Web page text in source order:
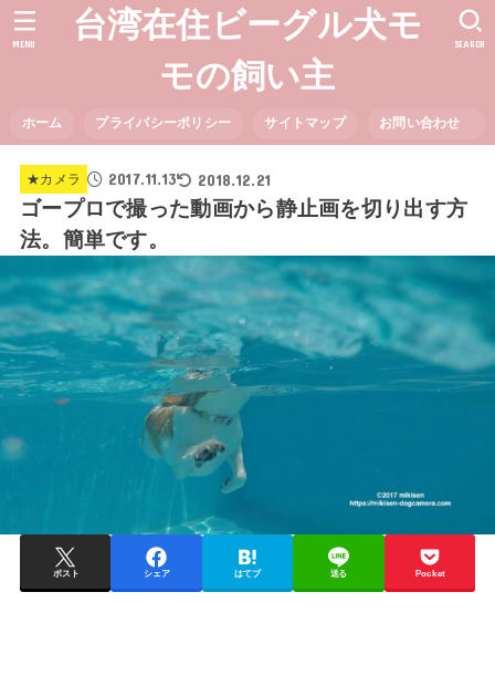
台湾在住ビーグル犬モ
モの飼い主
ホーム プライバシーポリシー サイトマップ お問い合わせ
SEARCH
MENU
★カメラ 2017.11.13 2018.12.21
ゴープロで撮った動画から静止画を切り出す方
法。簡単です。
ポスト シェア はてブ 送る Pocket